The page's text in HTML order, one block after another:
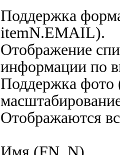
Поддержка
itemN.EMAIL).
Отображение
информации по
Поддержка фото
Отображаются